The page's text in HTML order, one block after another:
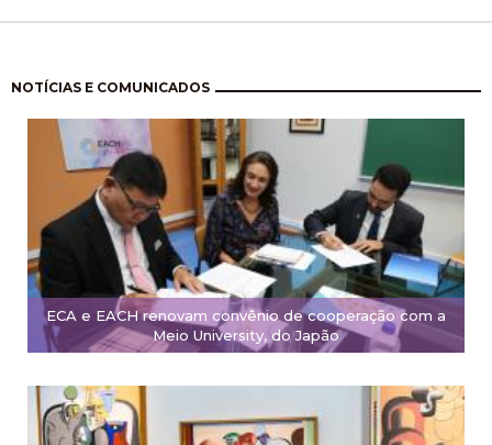
NOTÍCIAS E COMUNICADOS
ECA e EACH renovam convênio de cooperação com a
Meio University, do Japão
Pagination